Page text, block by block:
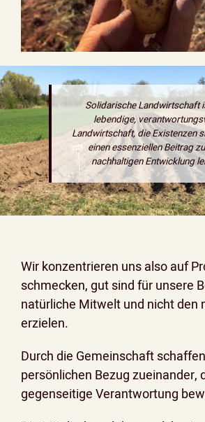
Solidarische Landwirtschaft
lebendige,
Landwirtschaft, die Existenzen
einen essenziellen Beitrag
nachhaltigen Entwicklung
Wir konzentrieren uns also auf
schmecken, gut sind für unsere
natürliche Mitwelt und nicht den
erzielen.
Durch die Gemeinschaft
persönlichen Bezug zueinander,
gegenseitige Verantwortung